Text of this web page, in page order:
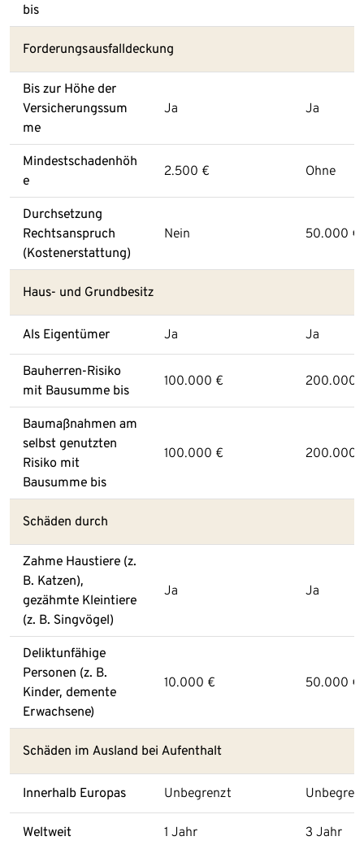
bis
Forderungsausfalldeckung
Bis zur Höhe der
Versicherungssum
me
Ja Ja
Mindestschadenhöh
e
2.500 € Ohne
Durchsetzung
Rechtsanspruch
(Kostenerstattung)
Nein 50.000 €
Haus- und Grundbesitz
Als Eigentümer Ja Ja
Bauherren-Risiko
mit Bausumme bis
100.000 € 200.000
Baumaßnahmen am
selbst genutzten
Risiko mit
Bausumme bis
100.000 € 200.000
Schäden durch
Zahme Haustiere (z.
B. Katzen),
gezähmte Kleintiere
(z. B. Singvögel)
Ja Ja
Deliktunfähige
Personen (z. B.
Kinder, demente
Erwachsene)
10.000 € 50.000 €
Schäden im Ausland bei Aufenthalt
Innerhalb Europas Unbegrenzt
Weltweit 1 Jahr 3 Jahr